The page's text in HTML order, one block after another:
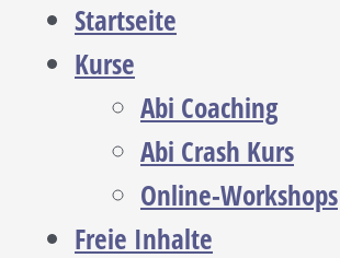
Startseite
Kurse
Abi Coaching
Abi Crash Kurs
Online-Workshops
Freie Inhalte